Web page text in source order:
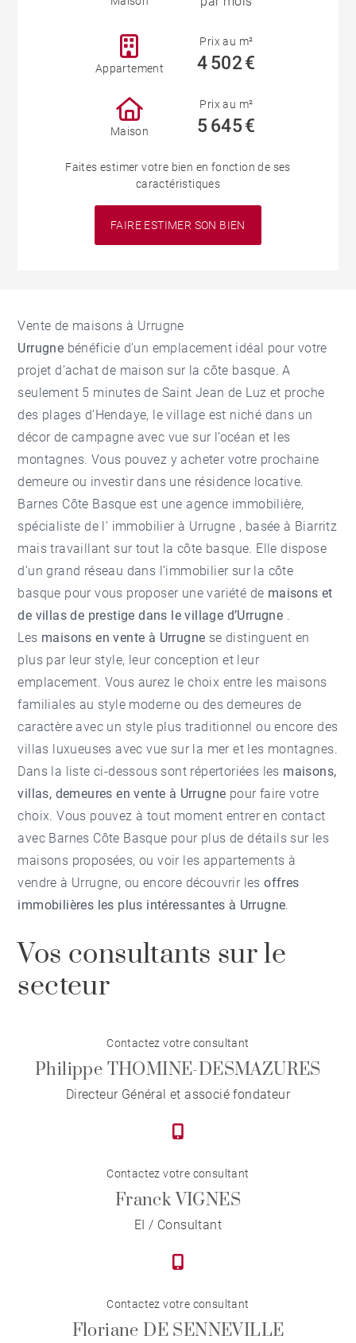
Appartement
Prix au m²
4 502 €
Maison
Prix au m²
5 645 €
Faites estimer votre bien en fonction de ses
caractéristiques
FAIRE ESTIMER SON BIEN
Vente de maisons à Urrugne
Urrugne bénéficie d’un emplacement idéal pour votre
projet d’achat de maison sur la côte basque. A
seulement 5 minutes de Saint Jean de Luz et proche
des plages d’Hendaye, le village est niché dans un
décor de campagne avec vue sur l’océan et les
montagnes. Vous pouvez y acheter votre prochaine
demeure ou investir dans une résidence locative.
Barnes Côte Basque est une agence immobilière,
spécialiste de l' immobilier à Urrugne , basée à Biarritz
mais travaillant sur tout la côte basque. Elle dispose
d’un grand réseau dans l’immobilier sur la côte
basque pour vous proposer une variété de maisons et
de villas de prestige dans le village d’Urrugne .
Les maisons en vente à Urrugne se distinguent en
plus par leur style, leur conception et leur
emplacement. Vous aurez le choix entre les maisons
familiales au style moderne ou des demeures de
caractère avec un style plus traditionnel ou encore des
villas luxueuses avec vue sur la mer et les montagnes.
Dans la liste ci-dessous sont répertoriées les maisons,
villas, demeures en vente à Urrugne pour faire votre
choix. Vous pouvez à tout moment entrer en contact
avec Barnes Côte Basque pour plus de détails sur les
maisons proposées, ou voir les appartements à
vendre à Urrugne, ou encore découvrir lesoffres
immobilières les plus intéressantes à Urrugne.
Vos consultants sur le
secteur
Contactez votre consultant
Philippe THOMINE-DESMAZURES
Directeur Général et associé fondateur
Contactez votre consultant
Franck VIGNES
EI / Consultant
Contactez votre consultant
Floriane DE SENNEVILLE